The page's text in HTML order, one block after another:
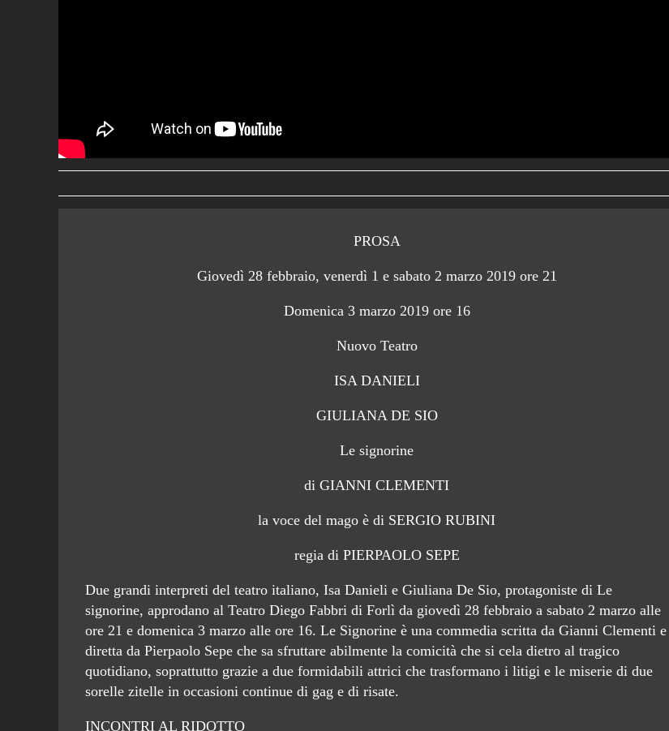
PROSA
Giovedì 28 febbraio, venerdì 1 e sabato 2 marzo 2019 ore 21
Domenica 3 marzo 2019 ore 16
Nuovo Teatro
ISA DANIELI
GIULIANA DE SIO
Le signorine
di GIANNI CLEMENTI
la voce del mago è di SERGIO RUBINI
regia di PIERPAOLO SEPE
Due grandi interpreti del teatro italiano, Isa Danieli e Giuliana De Sio, protagoniste di Le
signorine, approdano al Teatro Diego Fabbri di Forlì da giovedì 28 febbraio a sabato 2 marzo alle
ore 21 e domenica 3 marzo alle ore 16. Le Signorine è una commedia scritta da Gianni Clementi e
diretta da Pierpaolo Sepe che sa sfruttare abilmente la comicità che si cela dietro al tragico
quotidiano, soprattutto grazie a due formidabili attrici che trasformano i litigi e le miserie di due
sorelle zitelle in occasioni continue di gag e di risate.
INCONTRI AL RIDOTTO